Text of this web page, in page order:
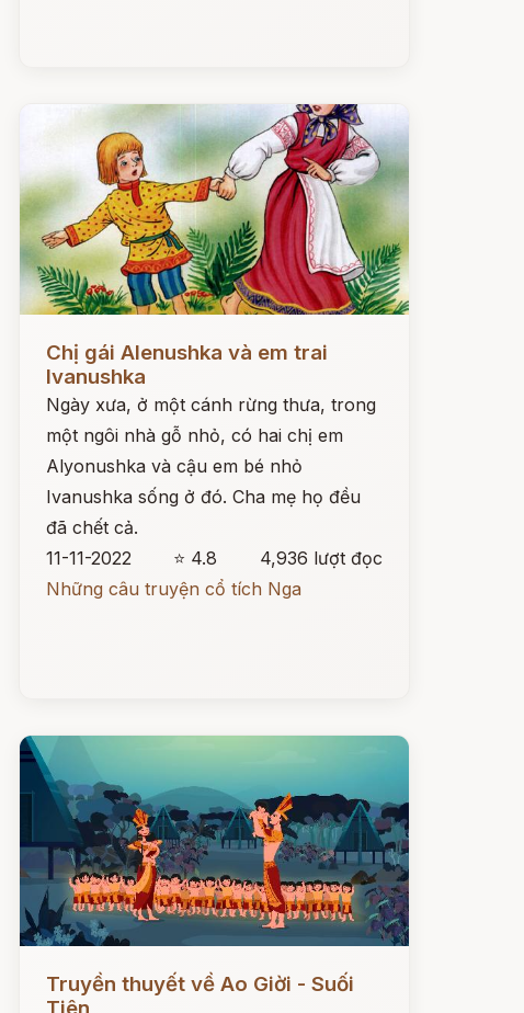
Chị gái Alenushka và em trai
Ivanushka
Ngày xưa, ở một cánh rừng thưa, trong
một ngôi nhà gỗ nhỏ, có hai chị em
Alyonushka và cậu em bé nhỏ
Ivanushka sống ở đó. Cha mẹ họ đều
đã chết cả.
11-11-2022
⭐ 4.8
4,936 lượt đọc
Những câu truyện cổ tích Nga
Đọc ngay
Truyền thuyết về Ao Giời - Suối